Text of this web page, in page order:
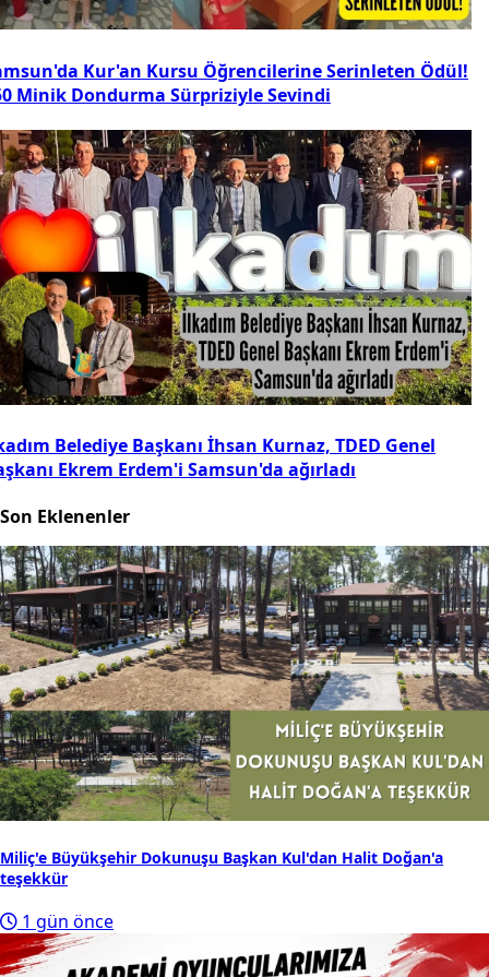
Kur'an Kursu Öğrencilerine Serinleten Ödül!
Minik Dondurma Sürpriziyle Sevindi
Belediye Başkanı İhsan Kurnaz, TDED Genel
Ekrem Erdem'i Samsun'da ağırladı
Son Eklenenler
Miliç'e Büyükşehir Dokunuşu Başkan Kul'dan Halit Doğan'a
teşekkür
1 gün önce